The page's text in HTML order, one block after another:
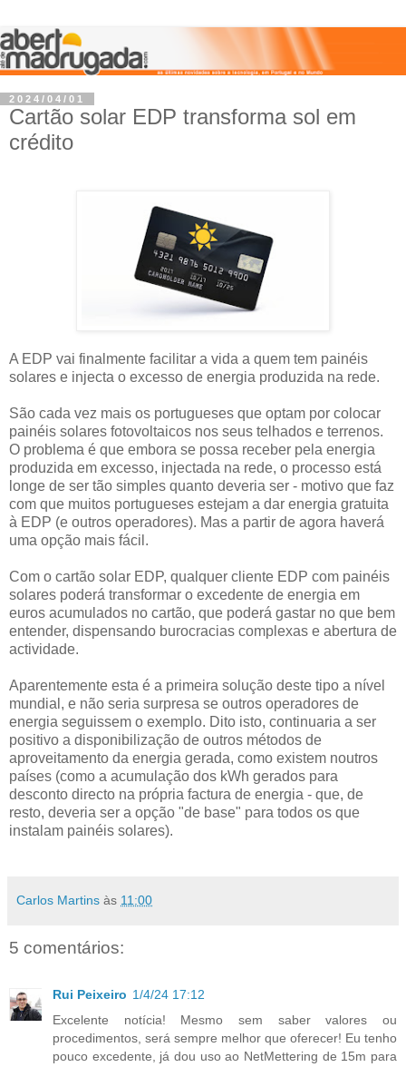
2024/04/01
Cartão solar EDP transforma sol em
crédito
A EDP vai finalmente facilitar a vida a quem tem painéis
solares e injecta o excesso de energia produzida na rede.
São cada vez mais os portugueses que optam por colocar
painéis solares fotovoltaicos nos seus telhados e terrenos.
O problema é que embora se possa receber pela energia
produzida em excesso, injectada na rede, o processo está
longe de ser tão simples quanto deveria ser - motivo que faz
com que muitos portugueses estejam a dar energia gratuita
à EDP (e outros operadores). Mas a partir de agora haverá
uma opção mais fácil.
Com o cartão solar EDP, qualquer cliente EDP com painéis
solares poderá transformar o excedente de energia em
euros acumulados no cartão, que poderá gastar no que bem
entender, dispensando burocracias complexas e abertura de
actividade.
Aparentemente esta é a primeira solução deste tipo a nível
mundial, e não seria surpresa se outros operadores de
energia seguissem o exemplo. Dito isto, continuaria a ser
positivo a disponibilização de outros métodos de
aproveitamento da energia gerada, como existem noutros
países (como a acumulação dos kWh gerados para
desconto directo na própria factura de energia - que, de
resto, deveria ser a opção "de base" para todos os que
instalam painéis solares).
Carlos Martins às 11:00
5 comentários:
Rui Peixeiro 1/4/24 17:12
Excelente notícia! Mesmo sem saber valores ou
procedimentos, será sempre melhor que oferecer! Eu tenho
pouco excedente, já dou uso ao NetMettering de 15m para